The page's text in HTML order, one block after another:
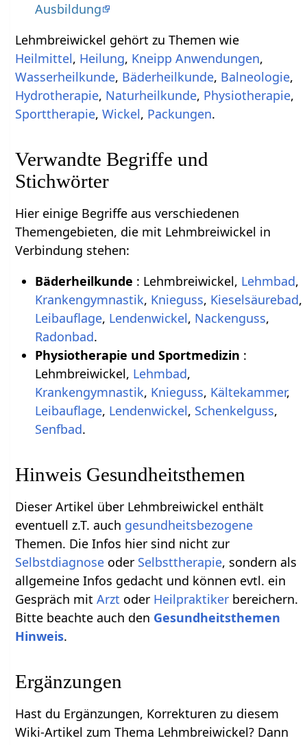
Ausbildung
Lehmbreiwickel gehört zu Themen wie
Heilmittel, Heilung, Kneipp Anwendungen,
Wasserheilkunde, Bäderheilkunde, Balneologie,
Hydrotherapie, Naturheilkunde, Physiotherapie,
Sporttherapie,Wickel, Packungen.
Verwandte Begriffe und
Stichwörter
Hier einige Begriffe aus verschiedenen
Themengebieten, die mit Lehmbreiwickel in
Verbindung stehen:
Bäderheilkunde : Lehmbreiwickel, Lehmbad,
Krankengymnastik, Knieguss, Kieselsäurebad,
Leibauflage, Lendenwickel, Nackenguss,
Radonbad.
Physiotherapie und Sportmedizin :
Lehmbreiwickel, Lehmbad,
Krankengymnastik, Knieguss, Kältekammer,
Leibauflage, Lendenwickel, Schenkelguss,
Senfbad.
Hinweis Gesundheitsthemen
Dieser Artikel über Lehmbreiwickel enthält
eventuell z.T. auch gesundheitsbezogene
Themen. Die Infos hier sind nicht zur
Selbstdiagnose oder Selbsttherapie, sondern als
allgemeine Infos gedacht und können evtl. ein
Gespräch mitArzt oder Heilpraktiker bereichern.
Bitte beachte auch den Gesundheitsthemen
Hinweis.
Ergänzungen
Hast du Ergänzungen, Korrekturen zu diesem
Wiki-Artikel zum Thema Lehmbreiwickel? Dann